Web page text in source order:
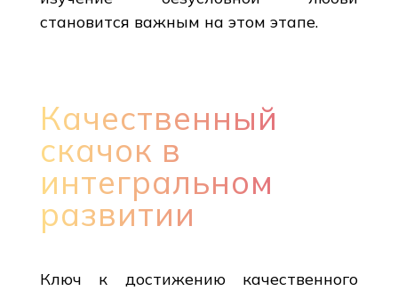
становится важным на этом этапе.
Качественный
скачок в
интегральном
развитии
Ключ к достижению качественного